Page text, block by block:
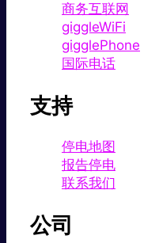
商务互联网
giggleWiFi
gigglePhone
国际电话
支持
停电地图
报告停电
联系我们
公司